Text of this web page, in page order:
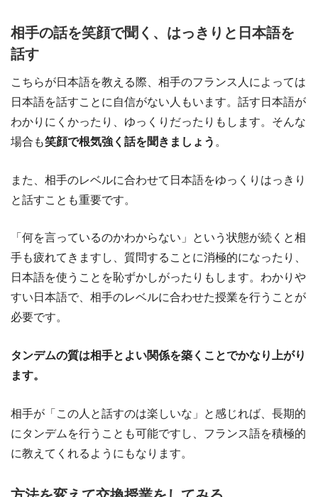
相手の話を笑顔で聞く、はっきりと日本語を
話す
こちらが日本語を教える際、相手のフランス人によっては
日本語を話すことに自信がない人もいます。話す日本語が
わかりにくかったり、ゆっくりだったりもします。そんな
場合も笑顔で根気強く話を聞きましょう 。
また、相手のレベルに合わせて日本語をゆっくりはっきり
と話すことも重要です。
「何を言っているのかわからない」という状態が続くと相
手も疲れてきますし、質問することに消極的になったり、
日本語を使うことを恥ずかしがったりもします。わかりや
すい日本語で、相手のレベルに合わせた授業を行うことが
必要です。
タンデムの質は相手とよい関係を築くことでかなり上がり
ます。
相手が「この人と話すのは楽しいな」と感じれば、長期的
にタンデムを行うことも可能ですし、フランス語を積極的
に教えてくれるようにもなります。